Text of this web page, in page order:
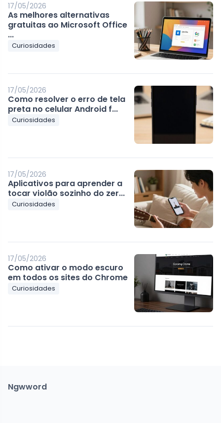
17/05/2026
As melhores alternativas
gratuitas ao Microsoft Office
...
Curiosidades
17/05/2026
Como resolver o erro de tela
preta no celular Android f...
Curiosidades
17/05/2026
Aplicativos para aprender a
tocar violão sozinho do zer...
Curiosidades
17/05/2026
Como ativar o modo escuro
em todos os sites do Chrome
Curiosidades
Ngwword